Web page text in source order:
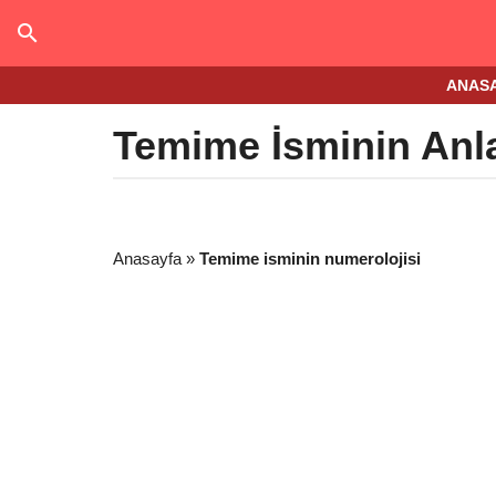
Temime İsminin
Anasayfa » Temime isminin numerolojisi